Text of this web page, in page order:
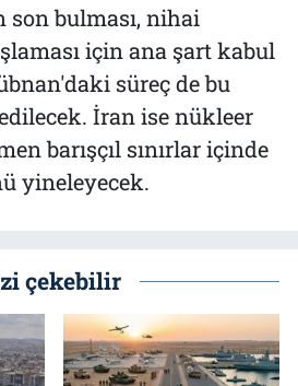
son bulması, nihai
için ana şart kabul
süreç de bu
İran ise nükleer
barışçıl sınırlar içinde
yineleyecek.
çekebilir